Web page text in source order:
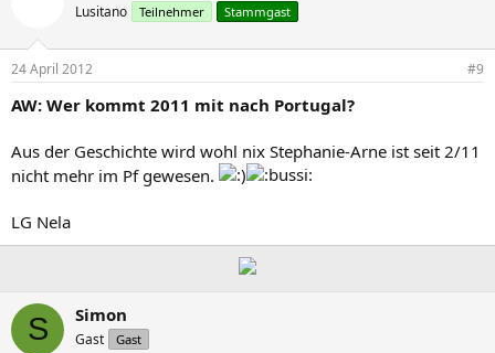
Lusitano Teilnehmer Stammgast
24 April 2012 #9
AW: Wer kommt 2011 mit nach Portugal?
Aus der Geschichte wird wohl nix Stephanie-Arne ist seit 2/11
nicht mehr im Pf gewesen.
LG Nela
S Simon
Gast Gast